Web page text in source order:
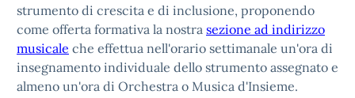
strumento di crescita e di inclusione, proponendo
come offerta formativa la nostra sezione ad indirizzo
musicale che effettua nell'orario settimanale un'ora di
insegnamento individuale dello strumento assegnato e
almeno un'ora di Orchestra o Musica d'Insieme.